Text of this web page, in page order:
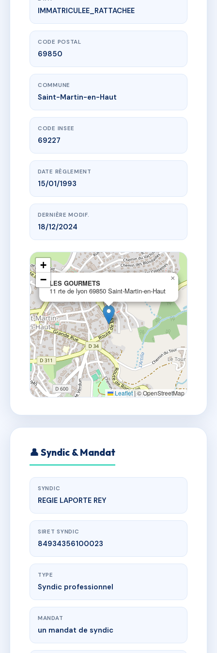
www.vme.plus/AA0007039
LES GOURMETS
11 rte de lyon 69850 Saint-Martin-en-Haut
IMMATRICULEE_RATTACHEE
CODE POSTAL
69850
COMMUNE
Saint-Martin-en-Haut
CODE INSEE
69227
DATE RÈGLEMENT
15/01/1993
DERNIÈRE MODIF.
18/12/2024
LES GOURMETS
11 rte de lyon 69850 Saint-Martin-en-Haut
×
+
−
Leaflet|© OpenStreetMap
👤 Syndic & Mandat
SYNDIC
REGIE LAPORTE REY
SIRET SYNDIC
84934356100023
TYPE
Syndic professionnel
MANDAT
un mandat de syndic